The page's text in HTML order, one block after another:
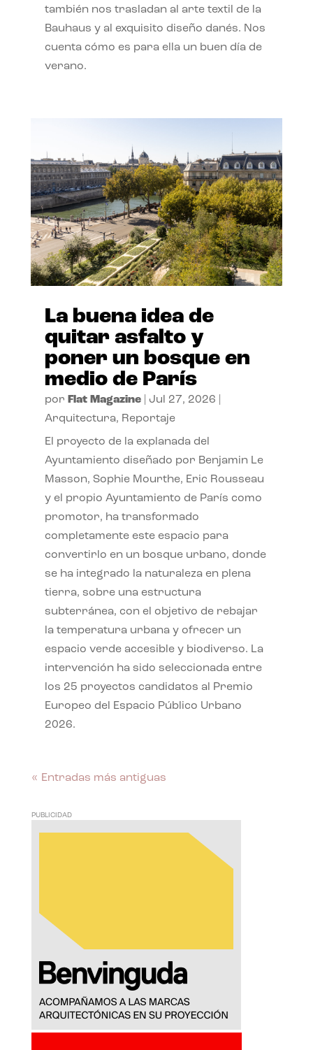
también nos trasladan al arte textil de la
Bauhaus y al exquisito diseño danés. Nos
cuenta cómo es para ella un buen día de
verano.
La buena idea de
quitar asfalto y
poner un bosque en
medio de París
por Flat Magazine| Jul 27, 2026
Arquitectura, Reportaje
El proyecto de la explanada del
Ayuntamiento diseñado por Benjamin Le
Masson, Sophie Mourthe, Eric Rousseau
y el propio Ayuntamiento de París como
promotor, ha transformado
completamente este espacio para
convertirlo en un bosque urbano, donde
se ha integrado la naturaleza en plena
tierra, sobre una estructura
subterránea, con el objetivo de rebajar
la temperatura urbana y ofrecer un
espacio verde accesible y biodiverso. La
intervención ha sido seleccionada entre
los 25 proyectos candidatos al Premio
Europeo del Espacio Público Urbano
2026.
« Entradas más antiguas
PUBLICIDAD